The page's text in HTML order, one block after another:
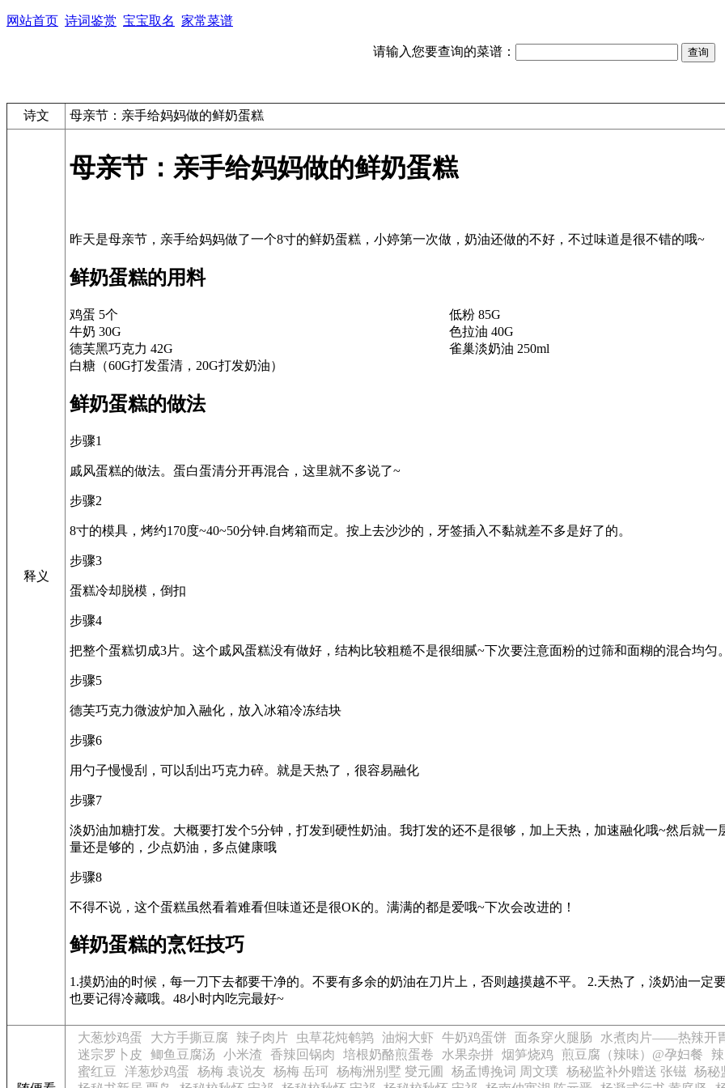
网站首页 诗词鉴赏 宝宝取名 家常菜谱
请输入您要查询的菜谱：
诗文 母亲节：亲手给妈妈做的鲜奶蛋糕
释义
母亲节：亲手给妈妈做的鲜奶蛋糕
鲜奶蛋糕的用料
鸡蛋 5个
低粉 85G
牛奶 30G
色拉油 40G
德芙黑巧克力 42G
雀巢淡奶油 250ml
白糖（60G打发蛋清，20G打发奶油）
鲜奶蛋糕的做法
步骤1
戚风蛋糕的做法。蛋白蛋清分开再混合，这里就不多说了~
步骤2
8寸的模具，烤约170度~40~50分钟.自烤箱而定。按上去沙沙的，牙签插入不黏就差不多是好了的。
步骤3
蛋糕冷却脱模，倒扣
步骤4
把整个蛋糕切成3片。这个戚风蛋糕没有做好，结构比较粗糙不是很细腻~下次要注意面粉的过筛和面糊的混合均匀
步骤5
德芙巧克力微波炉加入融化，放入冰箱冷冻结块
步骤6
用勺子慢慢刮，可以刮出巧克力碎。就是天热了，很容易融化
步骤7
淡奶油加糖打发。大概要打发个5分钟，打发到硬性奶油。我打发的还不是很够，加上天热，加速融化哦~然后就
量还是够的，少点奶油，多点健康哦
步骤8
不得不说，这个蛋糕虽然看着难看但味道还是很OK的。满满的都是爱哦~下次会改进的！
鲜奶蛋糕的烹饪技巧
1.摸奶油的时候，每一刀下去都要干净的。不要有多余的奶油在刀片上，否则越摸越不平。 2.天热了，淡奶油一定
也要记得冷藏哦。48小时内吃完最好~
大葱炒鸡蛋 大方手撕豆腐 辣子肉片 虫草花炖鹌鹑 油焖大虾 牛奶鸡蛋饼 面条穿火腿肠
水煮肉片——热辣开
迷宗罗卜皮
鲫鱼豆腐汤 小米渣 香辣回锅肉 培根奶酪煎蛋卷 水果杂拼 烟笋烧鸡 煎豆腐（辣味）@孕妇餐
蜜红豆
洋葱炒鸡蛋 杨梅 袁说友 杨梅 岳珂 杨梅洲别墅 燮元圃 杨孟博挽词 周文璞 杨秘监补外赠送 张镃
杨秘